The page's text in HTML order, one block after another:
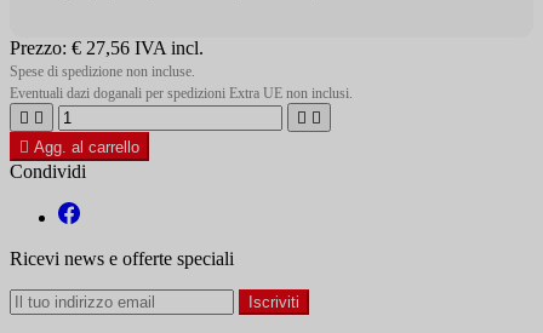
Prezzo: € 27,56 IVA incl.
Spese di spedizione non incluse.
Eventuali dazi doganali per spedizioni Extra UE non inclusi.
   
 Agg. al carrello
Condividi
Ricevi news e offerte speciali